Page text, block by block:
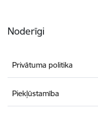
Noderīgi
Privātuma politika
Piekļūstamība